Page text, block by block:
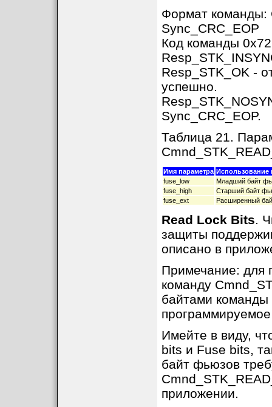
Формат команды:
Sync_CRC_EOP
Код команды 0x72
Resp_STK_OK -
успешно.
Sync_CRC_EOP.
Таблица 21.
Имя параметра Использование
fuse_low
Младший байт
fuse_high
Старший байт
fuse_ext
Расширенный
Read Lock Bits.
защиты
описано в
Примечание: для
команду
байтами
Имейте в виду,
bits и Fuse bits,
байт фьюзов
приложении.